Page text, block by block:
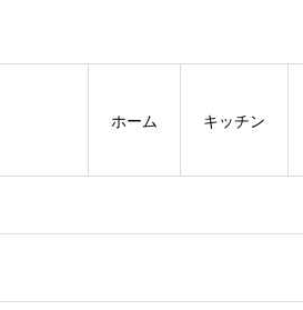
ホーム キッチン